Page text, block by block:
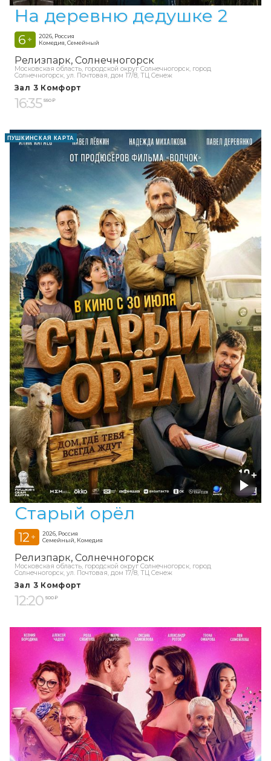
На деревню дедушке 2
6 +
2026, Россия
Комедия, Семейный
Релизпарк Солнечногорск
Московская область, городской округ Солнечногорск, город
Солнечногорск, ул. Почтовая, дом 17/8, ТЦ Сенеж
Зал 3 Комфорт
16:35 550 ₽
ПУШКИНСКАЯ КАРТА
Старый орёл
12 +
2026, Россия
Семейный, Комедия
Релизпарк Солнечногорск
Московская область, городской округ Солнечногорск, город
Солнечногорск, ул. Почтовая, дом 17/8, ТЦ Сенеж
Зал 3 Комфорт
12:20 500 ₽